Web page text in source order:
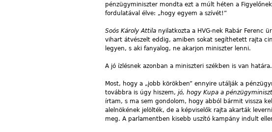
pénzügyminiszter mondta ezt a múlt héten a
fordulatával élve: „hogy egyem a szívét!”
Soós Károly Attila nyilatkozta a HVG-nek Rabár Ferenc
vihart átvészelt eddig, amiben sokat segíthetett rajta
legyen, s aki fanyalog, ne akarjon miniszter lenni.
A jó ízlésnek azonban a miniszteri székben is van határa.
Most, hogy a „jobb körökben” ennyire utálják a
továbbra is úgy hiszem, jó, hogy Kupa a
írtam, s ma sem gondolom, hogy abból bármit vissza
alelnökének jelölték, de a képviselők rajta akarták
meg. A parlamentben kisebb uszító kampány indult